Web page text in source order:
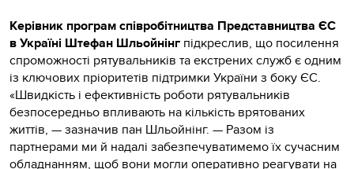
Керівник програм співробітництва Представництва ЄС
в Україні Штефан Шльойнінг підкреслив, що посилення
спроможності рятувальників та екстрених служб є одним
із ключових пріоритетів підтримки України з боку ЄС.
«Швидкість і ефективність роботи рятувальників
безпосередньо впливають на кількість врятованих
життів, — зазначив пан Шльойнінг. — Разом із
партнерами ми й надалі забезпечуватимемо їх сучасним
обладнанням, щоб вони могли оперативно реагувати на